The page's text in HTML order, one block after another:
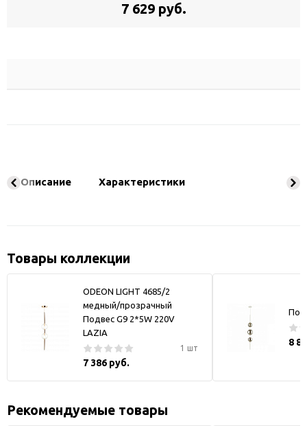
7 629 руб.
Описание Характеристики
Товары коллекции
ODEON LIGHT 4685/2
медный/прозрачный
Подвес G9 2*5W 220V
LAZIA
1 шт
7 386 руб.
8
Рекомендуемые товары